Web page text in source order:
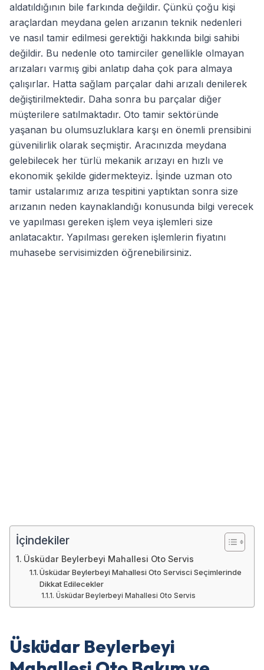
aldatıldığının bile farkında değildir. Çünkü çoğu kişi
araçlardan meydana gelen arızanın teknik nedenleri
ve nasıl tamir edilmesi gerektiği hakkında bilgi sahibi
değildir. Bu nedenle oto tamirciler genellikle olmayan
arızaları varmış gibi anlatıp daha çok para almaya
çalışırlar. Hatta sağlam parçalar dahi arızalı denilerek
değiştirilmektedir. Daha sonra bu parçalar diğer
müşterilere satılmaktadır. Oto tamir sektöründe
yaşanan bu olumsuzluklara karşı en önemli prensibini
güvenilirlik olarak seçmiştir. Aracınızda meydana
gelebilecek her türlü mekanik arızayı en hızlı ve
ekonomik şekilde gidermekteyiz. İşinde uzman oto
tamir ustalarımız arıza tespitini yaptıktan sonra size
arızanın neden kaynaklandığı konusunda bilgi verecek
ve yapılması gereken işlem veya işlemleri size
anlatacaktır. Yapılması gereken işlemlerin fiyatını
muhasebe servisimizden öğrenebilirsiniz.
İçindekiler
Üsküdar Beylerbeyi Mahallesi Oto Servis
Üsküdar Beylerbeyi Mahallesi Oto Servisci Seçimlerinde
Dikkat Edilecekler
Üsküdar Beylerbeyi Mahallesi Oto Servis
Üsküdar Beylerbeyi